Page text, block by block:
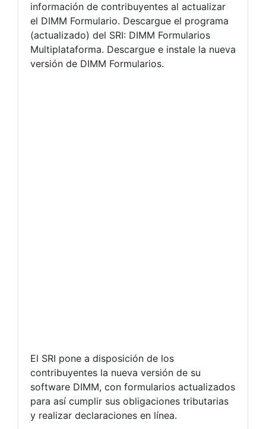
información de contribuyentes al actualizar
el DIMM Formulario. Descargue el programa
(actualizado) del SRI: DIMM Formularios
Multiplataforma. Descargue e instale la nueva
versión de DIMM Formularios.
El SRI pone a disposición de los
contribuyentes la nueva versión de su
software DIMM, con formularios actualizados
para así cumplir sus obligaciones tributarias
y realizar declaraciones en línea.